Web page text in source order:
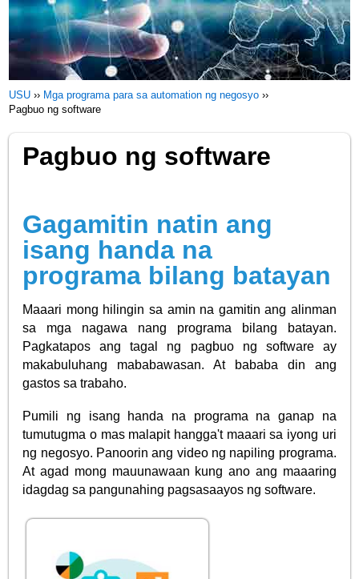
USU ›› Mga programa para sa automation ng negosyo ››
Pagbuo ng software
Pagbuo ng software
Gagamitin natin ang
isang handa na
programa bilang batayan
Maaari mong hilingin sa amin na gamitin ang alinman
sa mga nagawa nang programa bilang batayan.
Pagkatapos ang tagal ng pagbuo ng software ay
makabuluhang mababawasan. At bababa din ang
gastos sa trabaho.
Pumili ng isang handa na programa na ganap na
tumutugma o mas malapit hangga't maaari sa iyong uri
ng negosyo. Panoorin ang video ng napiling programa.
At agad mong mauunawaan kung ano ang maaaring
idagdag sa pangunahing pagsasaayos ng software.